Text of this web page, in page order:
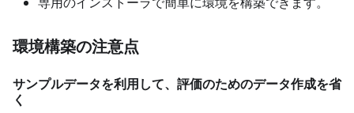
環境構築の注意点
サンプルデータを利用して、評価のためのデータ作成を省
く